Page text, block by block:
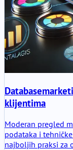
klijentima
Moderan pregled
podataka i
najboljih praksi za